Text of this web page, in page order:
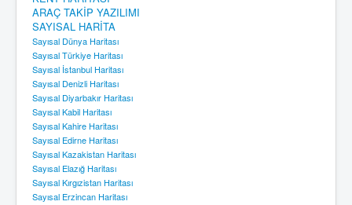
ARAÇ TAKİP YAZILIMI
SAYISAL HARİTA
Sayısal Dünya Haritası
Sayısal Türkiye Haritası
Sayısal İstanbul Haritası
Sayısal Denizli Haritası
Sayısal Diyarbakır Haritası
Sayısal Kabil Haritası
Sayısal Kahire Haritası
Sayısal Edirne Haritası
Sayısal Kazakistan Haritası
Sayısal Elazığ Haritası
Sayısal Kırgızistan Haritası
Sayısal Erzincan Haritası